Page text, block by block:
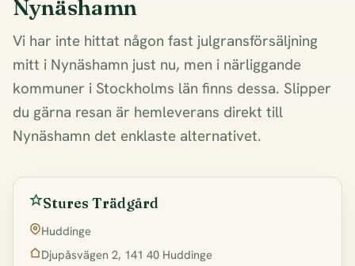
Nynäshamn
Vi har inte hittat någon fast julgransförsäljning
mitt i Nynäshamn just nu, men i närliggande
kommuner i Stockholms län finns dessa. Slipper
du gärna resan är hemleverans direkt till
Nynäshamn det enklaste alternativet.
Stures Trädgård
Huddinge
Djupåsvägen 2, 141 40 Huddinge